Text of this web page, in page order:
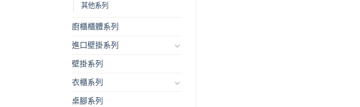
其他系列
廚櫃櫃體系列
進口壁掛系列
壁掛系列
衣櫃系列
桌腳系列